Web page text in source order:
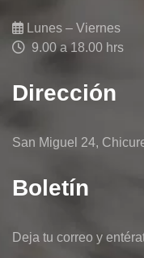
Lunes – Viernes
9.00 a 18.00 hrs
Dirección
San Miguel 24,
Boletín
Deja tu correo y